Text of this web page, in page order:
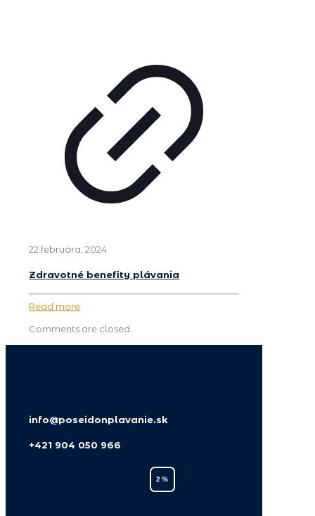
22 februára, 2024
Zdravotné benefity plávania
Read more
Comments are closed.
info@poseidonplavanie.sk
+421 904 050 966
2 %